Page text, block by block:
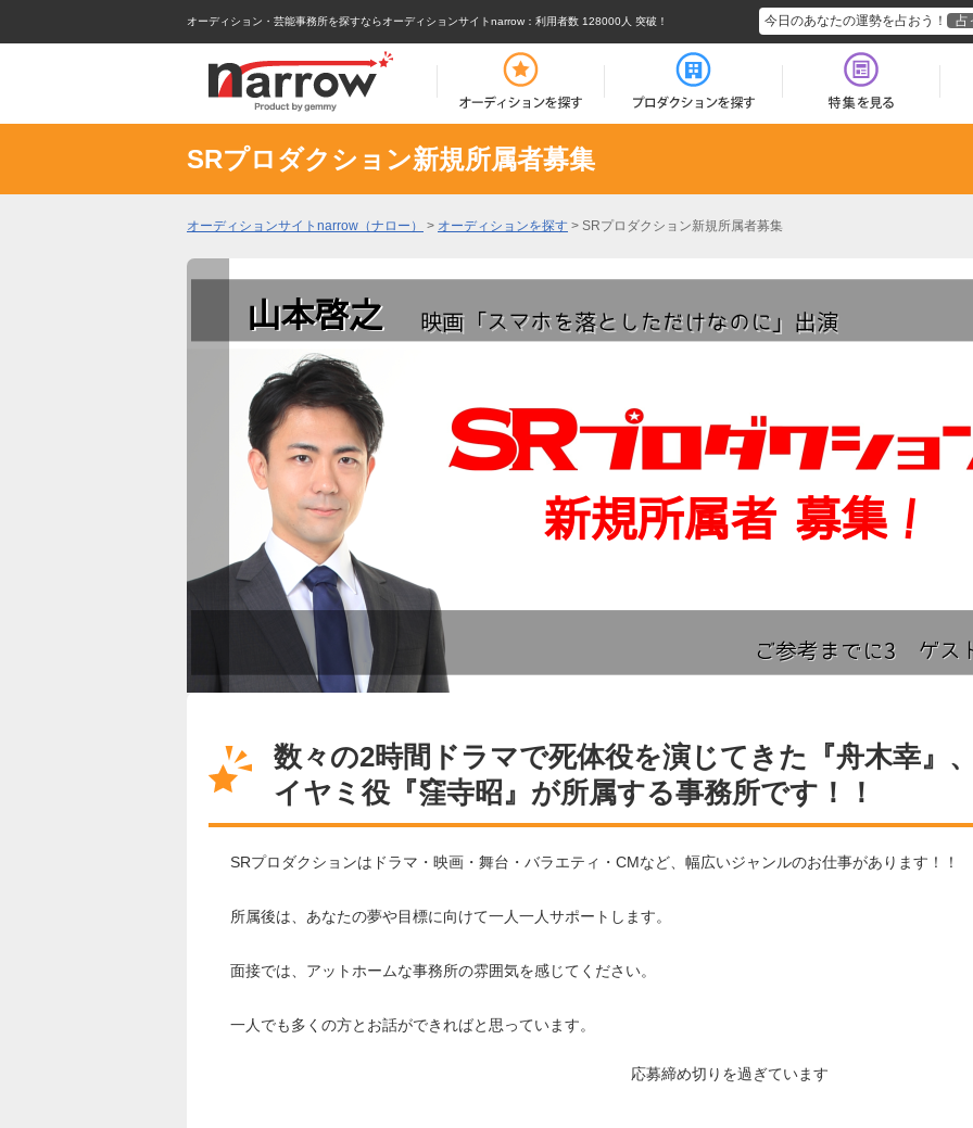
オーディション・芸能事務所を探すならオーディションサイトnarrow ：利用者数 128000人 突破！ 今日のあなたの運勢を占おう！ 占
SRプロダクション新規所属者募集
オーディションサイトnarrow（ナロー） > オーディションを探す > SRプロダクション新規所属者募集
数々の2時間ドラマで死体役を演じてきた『舟木幸』
イヤミ役『窪寺昭』が所属する事務所です！！
SRプロダクションはドラマ・映画・舞台・バラエティ・CMなど、幅広いジャンルのお仕事があります！！
所属後は、あなたの夢や目標に向けて一人一人サポートします。
面接では、アットホームな事務所の雰囲気を感じてください。
一人でも多くの方とお話ができればと思っています。
応募締め切りを過ぎています